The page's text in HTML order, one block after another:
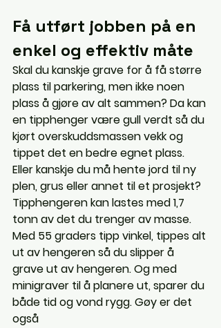
Få utført jobben på en
enkel og effektiv måte
Skal du kanskje grave for å få større
plass til parkering, men ikke noen
plass å gjøre av alt sammen? Da kan
en tipphenger være gull verdt så du
kjørt overskuddsmassen vekk og
tippet det en bedre egnet plass.
Eller kanskje du må hente jord til ny
plen, grus eller annet til et prosjekt?
Tipphengeren kan lastes med 1,7
tonn av det du trenger av masse.
Med 55 graders tipp vinkel, tippes alt
ut av hengeren så du slipper å
grave ut av hengeren. Og med
minigraver til å planere ut, sparer du
både tid og vond rygg. Gøy er det
også